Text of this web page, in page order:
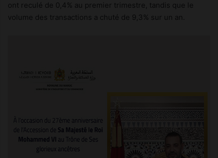
ont reculé de 0,4% au premier trimestre, tandis que le
volume des transactions a chuté de 9,3% sur un an.